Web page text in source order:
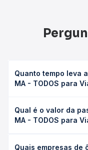
Quanto tempo leva
MA - TODOS para
MA leva em média 3h
viação, o tipo de
Qual é o valor da
MA - TODOS para
TODOS para Viana,
Quais empresas de